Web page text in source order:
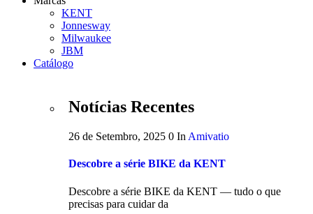
KENT
Jonnesway
Milwaukee
JBM
Catálogo
Notícias Recentes
26 de Setembro, 2025 0 In Amivatio
Descobre a série BIKE da KENT
Descobre a série BIKE da KENT — tudo o que
precisas para cuidar da